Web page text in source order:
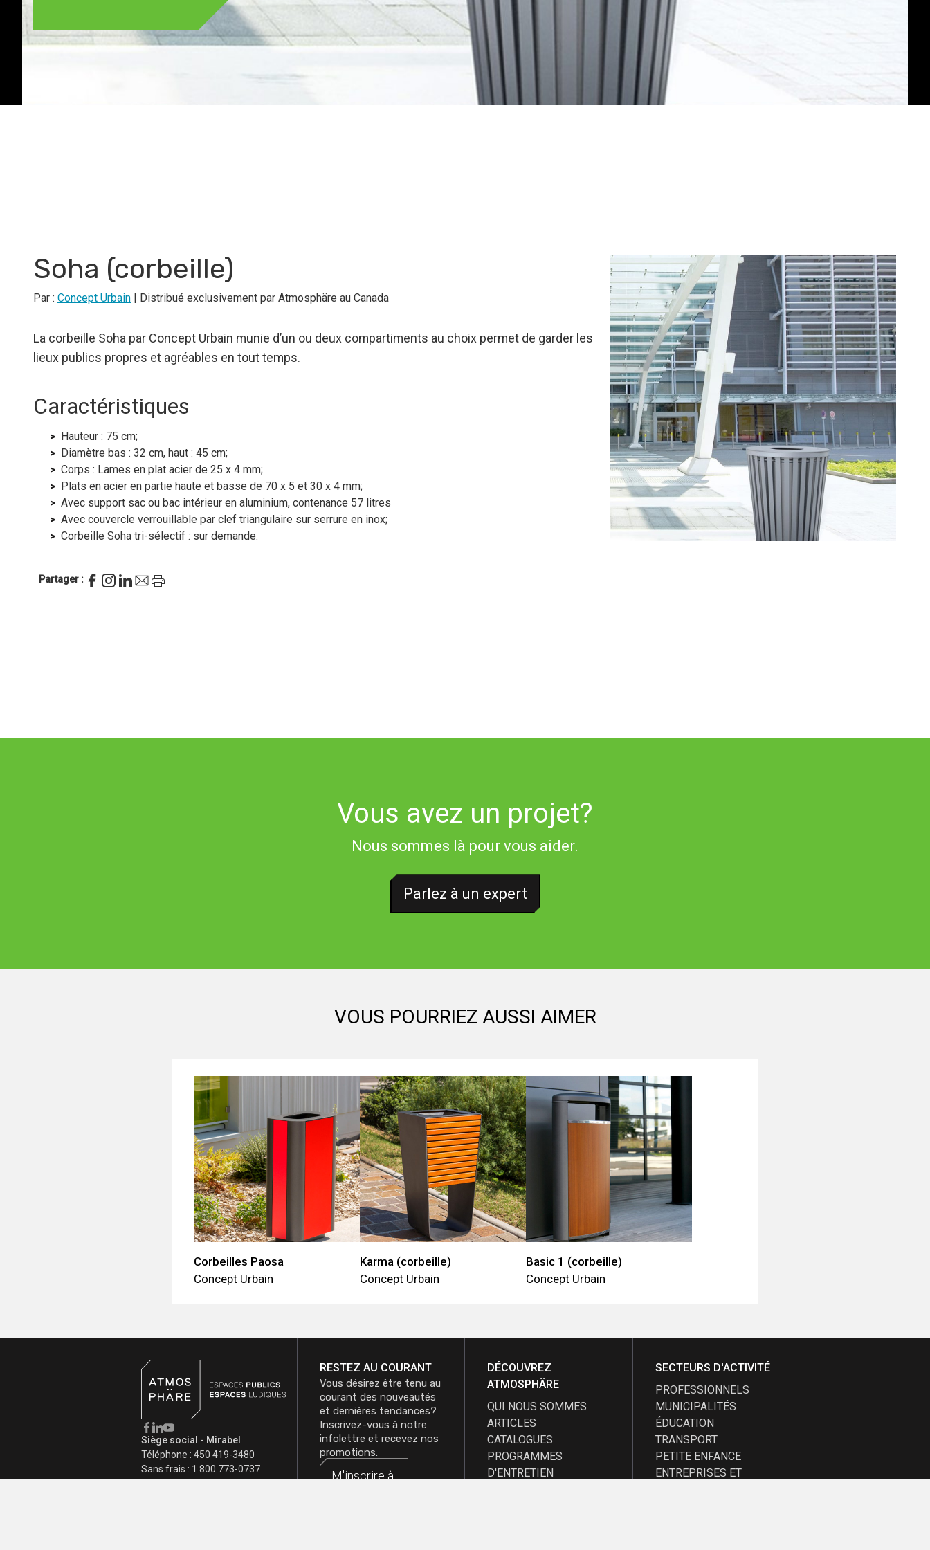
Soha (corbeille)
Par : Concept Urbain | Distribué exclusivement par Atmosphäre au Canada
La corbeille Soha par Concept Urbain munie d’un ou deux compartiments au choix permet de garder les
lieux publics propres et agréables en tout temps.
Caractéristiques
Hauteur : 75 cm;
Diamètre bas : 32 cm, haut : 45 cm;
Corps : Lames en plat acier de 25 x 4 mm;
Plats en acier en partie haute et basse de 70 x 5 et 30 x 4 mm;
Avec support sac ou bac intérieur en aluminium, contenance 57 litres
Avec couvercle verrouillable par clef triangulaire sur serrure en inox;
Corbeille Soha tri-sélectif : sur demande.
Partager :
Vous avez un projet?
Nous sommes là pour vous aider.
Parlez à un expert
VOUS POURRIEZ AUSSI AIMER
Corbeilles Paosa
Concept Urbain
Karma (corbeille)
Concept Urbain
Basic 1 (corbeille)
Concept Urbain
Siège social - Mirabel
Téléphone :450 419-3480
Sans frais : 1 800 773-0737
RESTEZ AU COURANT
Vous désirez être tenu au
courant des nouveautés
et dernières tendances?
Inscrivez-vous à notre
infolettre et recevez nos
promotions.
M'inscrire à
M'inscrire à
DÉCOUVREZ
ATMOSPHÄRE
QUI NOUS SOMMES
ARTICLES
CATALOGUES
PROGRAMMES
D'ENTRETIEN
SECTEURS D'ACTIVITÉ
PROFESSIONNELS
MUNICIPALITÉS
ÉDUCATION
TRANSPORT
PETITE ENFANCE
ENTREPRISES ET